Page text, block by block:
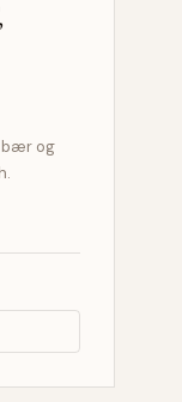
bær og